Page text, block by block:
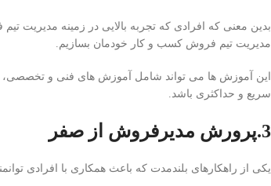
بدین معنی که افرادی که تجربه بالایی در زمینه مدیریت
مدیریت تیم فروش کسب و کار خودمان بسازیم.
این آموزش ها می تواند شامل آموزش های فنی و
سریع و حداکثری باشد.
3.پرورش مدیرفروش از صفر
یکی از راهکارهای بلندمدت که باعث همکاری با افرادی